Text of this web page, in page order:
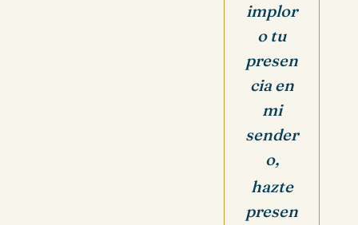
implor
o tu
presen
cia en
mi
sender
o,
hazte
presen